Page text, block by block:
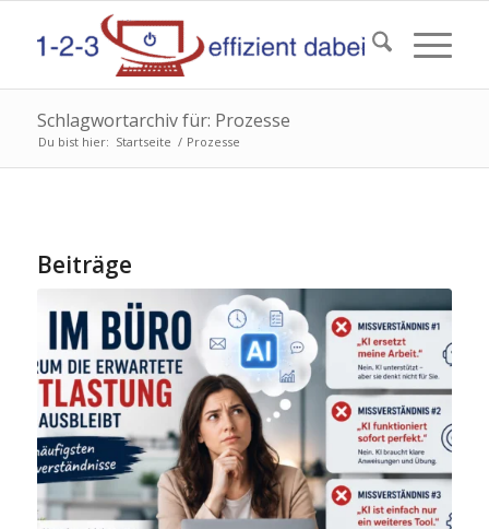
Schlagwortarchiv für: Prozesse
Du bist hier: Startseite / Prozesse
Beiträge